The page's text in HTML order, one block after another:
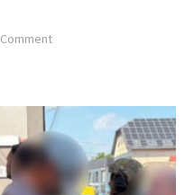
Comment